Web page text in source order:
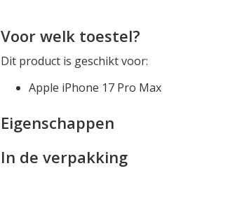
Voor welk toestel?
Dit product is geschikt voor:
Apple iPhone 17 Pro Max
Eigenschappen
In de verpakking